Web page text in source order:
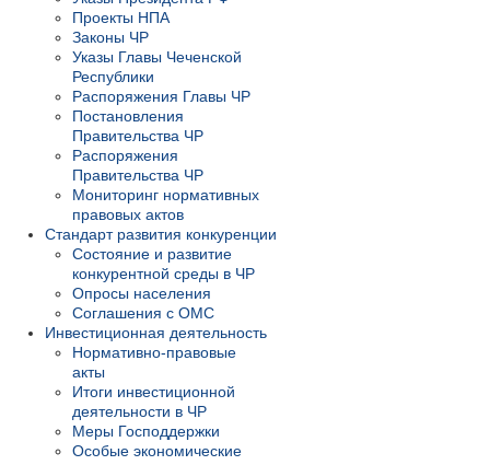
Проекты НПА
Законы ЧР
Указы Главы Чеченской
Республики
Распоряжения Главы ЧР
Постановления
Правительства ЧР
Распоряжения
Правительства ЧР
Мониторинг нормативных
правовых актов
Стандарт развития конкуренции
Состояние и развитие
конкурентной среды в ЧР
Опросы населения
Соглашения с ОМС
Инвестиционная деятельность
Нормативно-правовые
акты
Итоги инвестиционной
деятельности в ЧР
Меры Господдержки
Особые экономические